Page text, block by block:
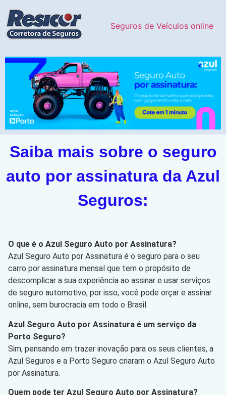
Seguros de Veículos online
Saiba mais sobre o seguro
auto por assinatura da Azul
Seguros:
O que é o Azul Seguro Auto por Assinatura?
Azul Seguro Auto por Assinatura é o seguro para o seu
carro por assinatura mensal que tem o propósito de
descomplicar a sua experiência ao assinar e usar serviços
de seguro automotivo, por isso, você pode orçar e assinar
online, sem burocracia em todo o Brasil.
Azul Seguro Auto por Assinatura é um serviço da
Porto Seguro?
Sim, pensando em trazer inovação para os seus clientes, a
Azul Seguros e a Porto Seguro criaram o Azul Seguro Auto
por Assinatura.
Quem pode ter Azul Seguro Auto por Assinatura?